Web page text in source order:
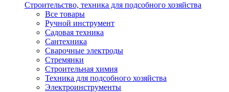
Строительство, техника для подсобного хозяйства
Все товары
Ручной инструмент
Садовая техника
Сантехника
Сварочные электроды
Стремянки
Строительная химия
Техника для подсобного хозяйства
Электроинструменты